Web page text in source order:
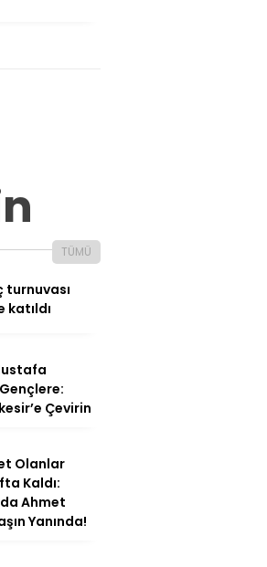
TÜMÜ
turnuvası
Çevirin
Olanlar
Kaldı:
Ahmet
Yanında!